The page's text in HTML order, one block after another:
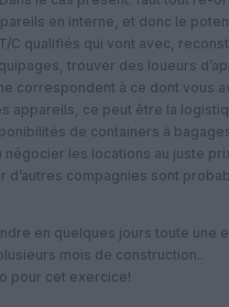
en interne, et donc le
C qualifiés qui vont avec,
trouver des loueurs
correspondent à ce dont vous
appareils, ce peut être la
de containers à
les locations au juste
d’autres compagnies sont
en quelques jours toute une
mois de construction..
pour cet exercice!